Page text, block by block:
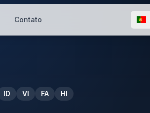
Contato
ID VI FA HI